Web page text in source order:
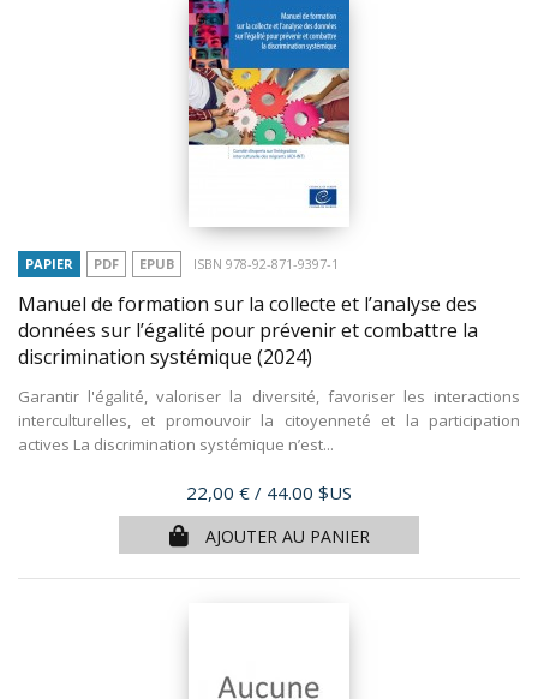
PAPIER PDF EPUB ISBN 978-92-871-9397-1
Manuel de formation sur la collecte et l’analyse des
données sur l’égalité pour prévenir et combattre la
discrimination systémique (2024)
Garantir l'égalité, valoriser la diversité, favoriser les interactions
interculturelles, et promouvoir la citoyenneté et la participation
actives La discrimination systémique n’est...
Prix
22,00 € / 44.00 $US
AJOUTER AU PANIER